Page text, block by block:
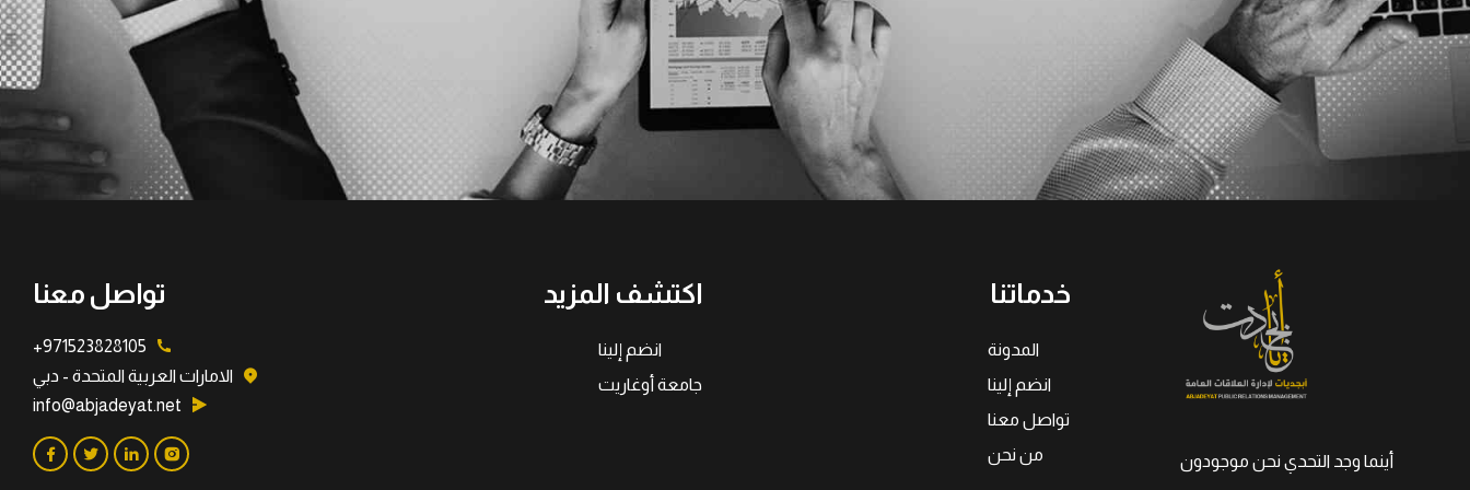
أينما وجد التحدي نحن موجودون
خدماتنا
المدونة
انضم إلينا
تواصل معنا
من نحن
اكتشف المزيد
انضم إلينا
جامعة أوغاريت
تواصل معنا
971523828105+
الامارات العربية المتحدة - دبي
info@abjadeyat.net